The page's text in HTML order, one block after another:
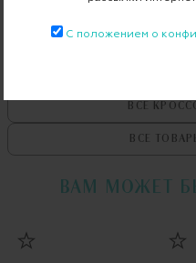
ВСЕ
ВСЕ
ВАМ МОЖЕТ
С положением о